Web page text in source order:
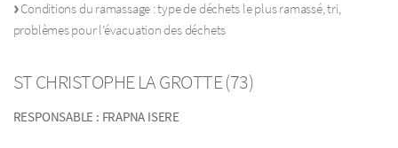
Conditions du ramassage : type de déchets le plus ramassé, tri,
problèmes pour l’évacuation des déchets
ST CHRISTOPHE LA GROTTE (73)
RESPONSABLE : FRAPNA ISERE